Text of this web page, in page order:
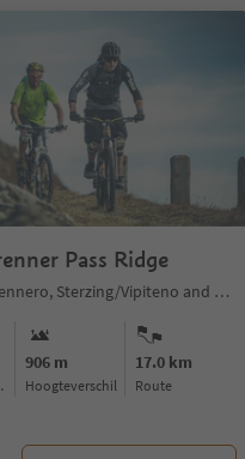
Pass Ridge
Brenner/Brennero, Sterzing/Vipiteno and environs
906 m
Hoogteverschil
17.0 km
Route